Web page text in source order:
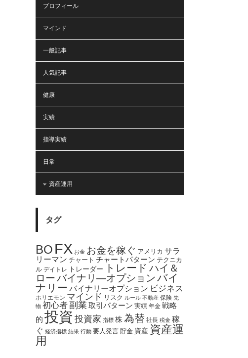
プロフィール
マインド
一般記事
人気記事
健康
実績
指導実績
日常
資産運用
タグ
BO FX お金 お金を稼ぐ アメリカ サラ
リーマン チャート チャートパターン テクニカ
ル デイトレ トレーダー トレード ハイ＆
ローバイナリ―オプションバイ
ナリー バイナリーオプション ビジネス
ホリエモン マインド リスク ルール 不動産 保険 先
物 初心者副業 取引パターン 実績 年金 戦略
的 投資 投資家 指標 株為替 社長 税金 稼
ぐ 経済指標 結果 行動 要人発言 貯金 資産 資産運
用